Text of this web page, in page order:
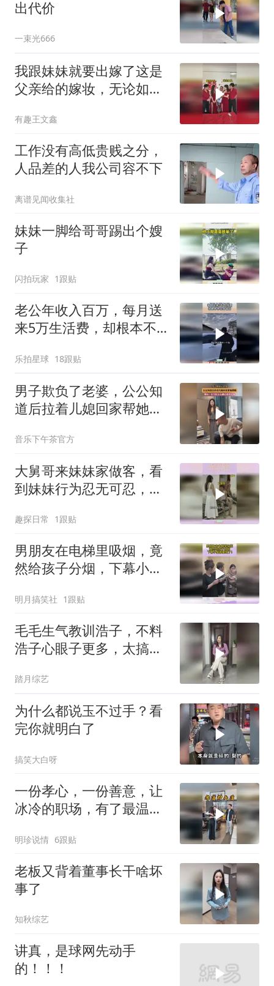
出代价
一束光666
我跟妹妹就要出嫁了这是
父亲给的嫁妆，无论如何
有趣王文鑫
工作没有高低贵贱之分，
人品差的人我公司容不下
离谱见闻收集社
妹妹一脚给哥哥踢出个嫂
子
闪拍玩家 1跟贴
老公年收入百万，每月送
来5万生活费，却根本不
乐拍星球 18跟贴
男子欺负了老婆，公公知
道后拉着儿媳回家帮她撑
音乐下午茶官方
大舅哥来妹妹家做客，看
到妹妹行为忍无可忍，一
趣探日常 1跟贴
男朋友在电梯里吸烟，竟
然给孩子分烟，下幕小脑
明月搞笑社 1跟贴
毛毛生气教训浩子，不料
浩子心眼子更多，太搞笑
踏月综艺
为什么都说玉不过手？看
完你就明白了
搞笑大白呀
一份孝心，一份善意，让
冰冷的职场，有了最温暖
明珍说情 6跟贴
老板又背着董事长干啥坏
事了
知秋综艺
讲真，是球网先动手
的！！！